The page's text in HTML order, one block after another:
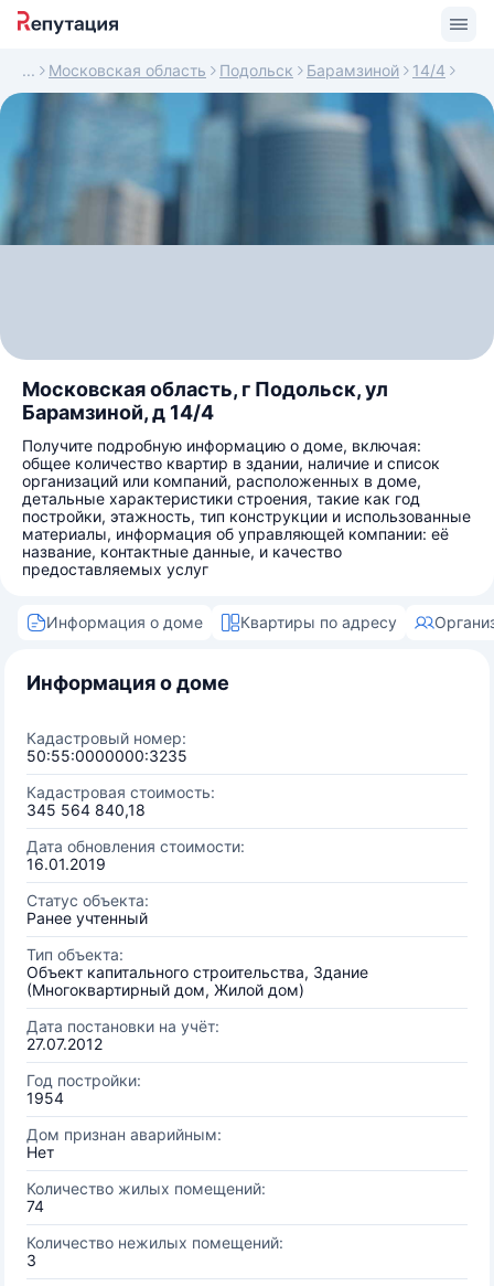
Московская область Подольск Барамзиной 14/4
Московская область, г Подольск, ул
Барамзиной, д 14/4
Получите подробную информацию о доме, включая:
общее количество квартир в здании, наличие и список
организаций или компаний, расположенных в доме,
детальные характеристики строения, такие как год
постройки, этажность, тип конструкции и использованные
материалы, информация об управляющей компании: её
название, контактные данные, и качество
предоставляемых услуг
Информация о доме Квартиры по адресу
Информация о доме
Кадастровый номер:
50:55:0000000:3235
Кадастровая стоимость:
345 564 840,18
Дата обновления стоимости:
16.01.2019
Статус объекта:
Ранее учтенный
Тип объекта:
Объект капитального строительства, Здание
(Многоквартирный дом, Жилой дом)
Дата постановки на учёт:
27.07.2012
Год постройки:
1954
Дом признан аварийным:
Нет
Количество жилых помещений:
74
Количество нежилых помещений:
3